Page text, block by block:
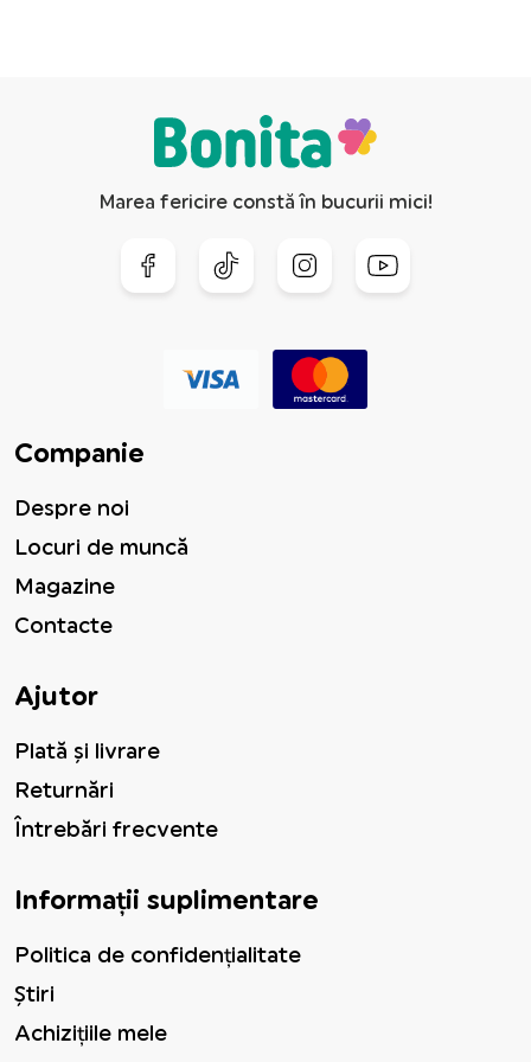
Marea fericire constă în bucurii mici!
Companie
Despre noi
Locuri de muncă
Magazine
Contacte
Ajutor
Plată și livrare
Returnări
Întrebări frecvente
Informații suplimentare
Politica de confidențialitate
Știri
Achizițiile mele